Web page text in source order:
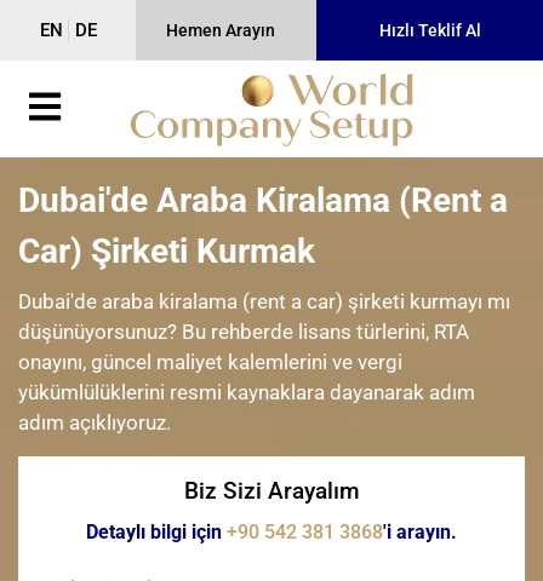
EN DE Hemen Arayın Hızlı Teklif Al
Dubai'de Araba Kiralama (Rent a
Car) Şirketi Kurmak
Dubai'de araba kiralama (rent a car) şirketi kurmayı mı
düşünüyorsunuz? Bu rehberde lisans türlerini, RTA
onayını, güncel maliyet kalemlerini ve vergi
yükümlülüklerini resmi kaynaklara dayanarak adım
adım açıklıyoruz.
Biz Sizi Arayalım
Detaylı bilgi için +90 542 381 3868'i arayın.